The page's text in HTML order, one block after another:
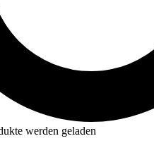
werden geladen